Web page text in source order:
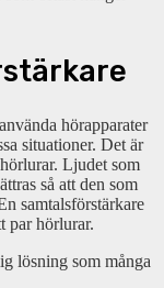
hörapparater
situationer. Det är
Ljudet som
så att den som
samtalsförstärkare
par hörlurar.
lösning som många